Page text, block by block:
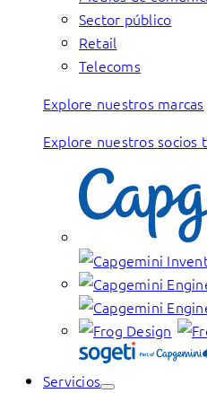
Sector público
Retail
Telecoms
Explore nuestros marcas
Explore nuestros socios
Servicios